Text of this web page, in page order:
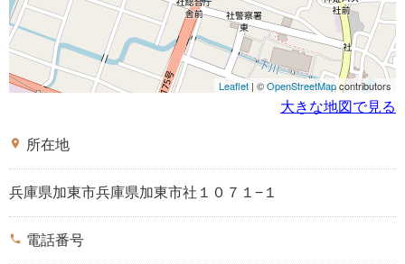
Leaflet | ©OpenStreetMapcontributors
大きな地図で見る
place 所在地
兵庫県加東市兵庫県加東市社１０７１−１
phone 電話番号